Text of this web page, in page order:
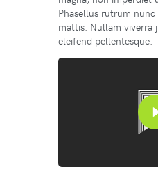
Phasellus rutrum
mattis. Nullam viverra
eleifend pellentesque.